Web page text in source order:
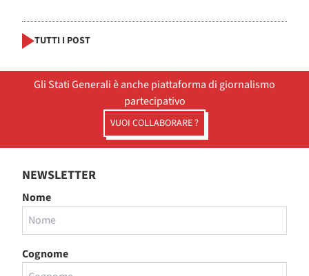
TUTTI I POST
Gli Stati Generali è anche piattaforma di giornalismo
partecipativo
VUOI COLLABORARE ?
NEWSLETTER
Nome
Cognome